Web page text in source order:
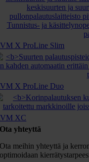
X ProLine Slim
X ProLine Duo
XC
Ota yhteyttä
Ota meihin yhteyttä ja
optimoidaan